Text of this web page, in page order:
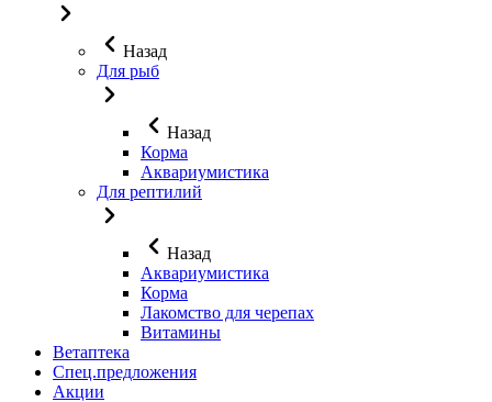
Назад
Для рыб
Назад
Корма
Аквариумистика
Для рептилий
Назад
Аквариумистика
Корма
Лакомство для черепах
Витамины
Ветаптека
Спец.предложения
Акции